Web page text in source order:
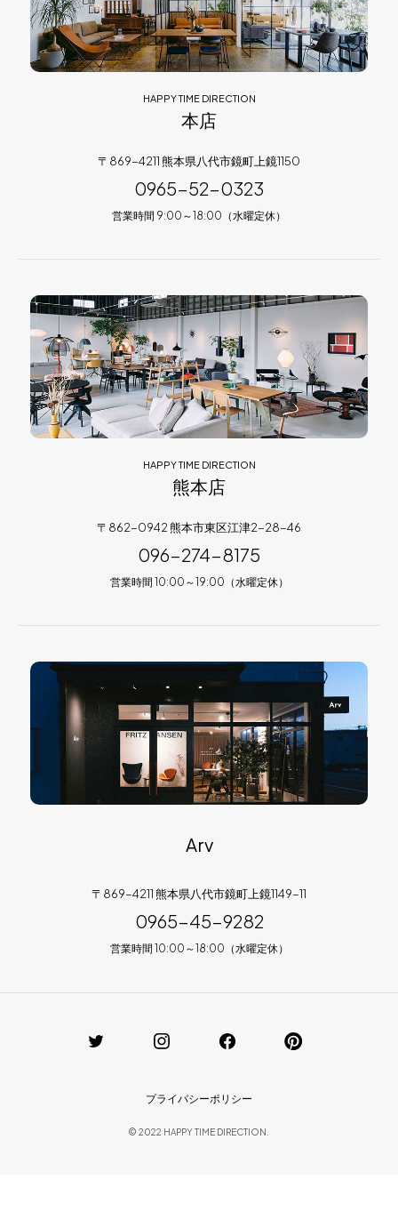
HAPPY TIME DIRECTION
本店
〒869-4211 熊本県八代市鏡町上鏡1150
0965-52-0323
営業時間 9:00～18:00（水曜定休）
HAPPY TIME DIRECTION
熊本店
〒862-0942 熊本市東区江津2-28-46
096-274-8175
営業時間 10:00～19:00（水曜定休）
Arv
〒869-4211 熊本県八代市鏡町上鏡1149-11
0965-45-9282
営業時間 10:00～18:00（水曜定休）
プライバシーポリシー
© 2022 HAPPY TIME DIRECTION.